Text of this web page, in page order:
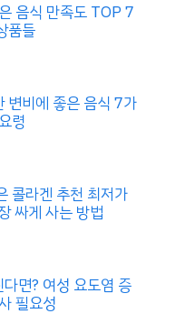
음식 만족도 TOP 7
품들
변비에 좋은 음식 7가
령
콜라겐 추천 최저가
싸게 사는 방법
면? 여성 요도염 증
필요성